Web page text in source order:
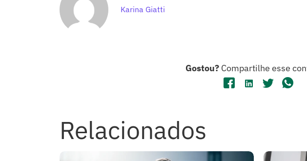
Karina Giatti
Gostou? Compartilhe esse
Relacionados